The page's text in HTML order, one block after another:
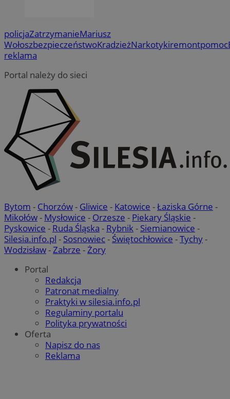
policjaZatrzymanieMariusz
WołoszbezpieczeństwoKradzieżNarkotykiremontpomoc
reklama
Portal należy do sieci
Bytom - Chorzów- Gliwice - Katowice -Łaziska Górne -
Mikołów- Mysłowice - Orzesze - Piekary Śląskie -
Pyskowice - Ruda Śląska - Rybnik- Siemianowice -
Silesia.info.pl - Sosnowiec- Świętochłowice -Tychy-
Wodzisław-Zabrze -Żory
Portal
Redakcja
Patronat medialny
Praktyki w silesia.info.pl
Regulaminy portalu
Polityka prywatności
Oferta
Napisz do nas
Reklama